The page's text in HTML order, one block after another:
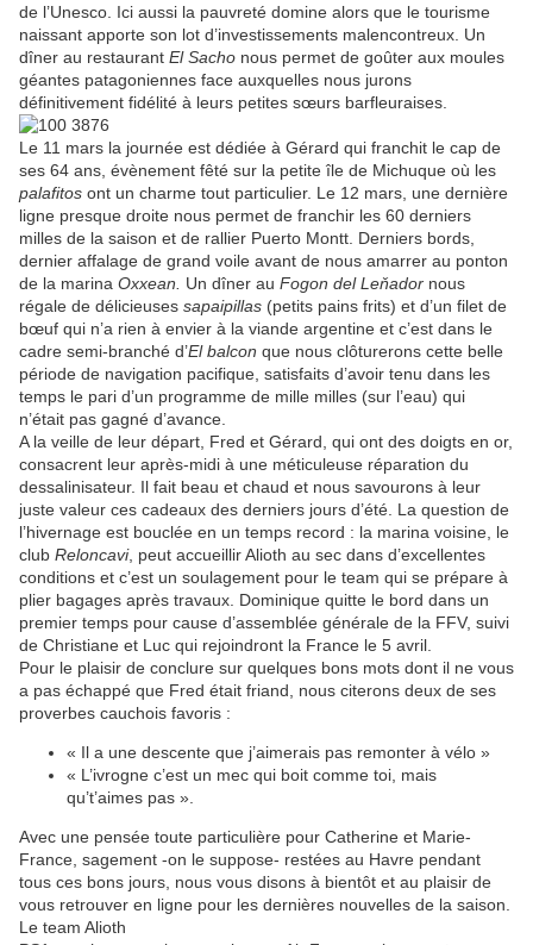
de l’Unesco. Ici aussi la pauvreté domine alors que le tourisme
naissant apporte son lot d’investissements malencontreux. Un
dîner au restaurant El Sacho nous permet de goûter aux moules
géantes patagoniennes face auxquelles nous jurons
définitivement fidélité à leurs petites sœurs barfleuraises.
Le 11 mars la journée est dédiée à Gérard qui franchit le cap de
ses 64 ans, évènement fêté sur la petite île de Michuque où les
palafitos ont un charme tout particulier. Le 12 mars, une dernière
ligne presque droite nous permet de franchir les 60 derniers
milles de la saison et de rallier Puerto Montt. Derniers bords,
dernier affalage de grand voile avant de nous amarrer au ponton
de la marina Oxxean. Un dîner au Fogon del Leňador nous
régale de délicieuses sapaipillas (petits pains frits) et d’un filet de
bœuf qui n’a rien à envier à la viande argentine et c’est dans le
cadre semi-branché d’El balcon que nous clôturerons cette belle
période de navigation pacifique, satisfaits d’avoir tenu dans les
temps le pari d’un programme de mille milles (sur l’eau) qui
n’était pas gagné d’avance.
A la veille de leur départ, Fred et Gérard, qui ont des doigts en or,
consacrent leur après-midi à une méticuleuse réparation du
dessalinisateur. Il fait beau et chaud et nous savourons à leur
juste valeur ces cadeaux des derniers jours d’été. La question de
l’hivernage est bouclée en un temps record : la marina voisine, le
club Reloncavi, peut accueillir Alioth au sec dans d’excellentes
conditions et c’est un soulagement pour le team qui se prépare à
plier bagages après travaux. Dominique quitte le bord dans un
premier temps pour cause d’assemblée générale de la FFV, suivi
de Christiane et Luc qui rejoindront la France le 5 avril.
Pour le plaisir de conclure sur quelques bons mots dont il ne vous
a pas échappé que Fred était friand, nous citerons deux de ses
proverbes cauchois favoris :
« Il a une descente que j’aimerais pas remonter à vélo »
« L’ivrogne c’est un mec qui boit comme toi, mais
qu’t’aimes pas ».
Avec une pensée toute particulière pour Catherine et Marie-
France, sagement -on le suppose- restées au Havre pendant
tous ces bons jours, nous vous disons à bientôt et au plaisir de
vous retrouver en ligne pour les dernières nouvelles de la saison.
Le team Alioth